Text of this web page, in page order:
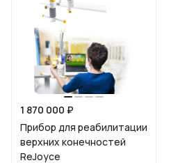
1 870 000 ₽
Прибор для реабилитации
верхних конечностей
ReJoyce